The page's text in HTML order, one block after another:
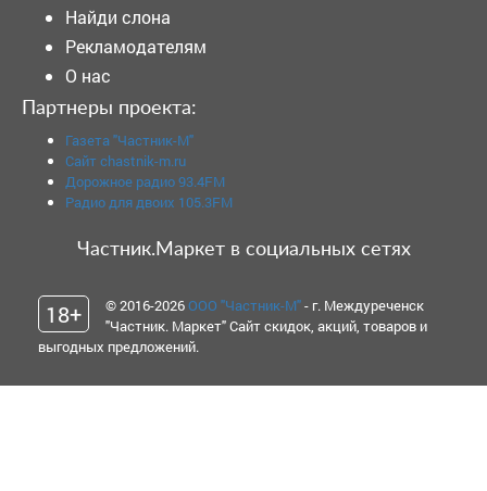
Найди слона
Рекламодателям
О нас
Партнеры проекта:
Газета "Частник-М"
Сайт chastnik-m.ru
Дорожное радио 93.4FM
Радио для двоих 105.3FM
Частник.Маркет в социальных сетях
18+ © 2016-2026ООО "Частник-М"- г. Междуреченск
"Частник. Маркет" Сайт скидок, акций, товаров и
выгодных предложений.